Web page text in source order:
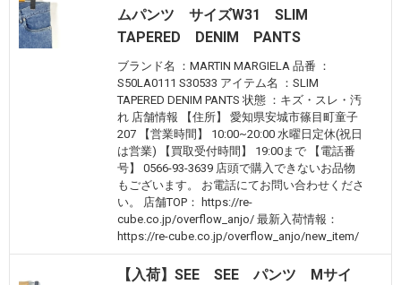
ムパンツ サイズW31 SLIM
TAPERED DENIM PANTS
ブランド名 ：MARTIN MARGIELA 品番 ：
S50LA0111 S30533 アイテム名 ：SLIM
TAPERED DENIM PANTS 状態 ：キズ・スレ・汚
れ 店舗情報 【住所】 愛知県安城市篠目町童子
207 【営業時間】 10:00~20:00 水曜日定休(祝日
は営業) 【買取受付時間】 19:00まで 【電話番
号】 0566-93-3639 店頭で購入できないお品物
もございます。 お電話にてお問い合わせくださ
い。 店舗TOP： https://re-
cube.co.jp/overflow_anjo/ 最新入荷情報：
https://re-cube.co.jp/overflow_anjo/new_item/
【入荷】SEE SEE パンツ Mサイ